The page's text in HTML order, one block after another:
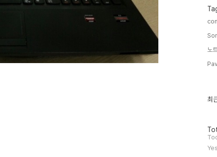
노
최
인
기
글
최
방
문
자
수